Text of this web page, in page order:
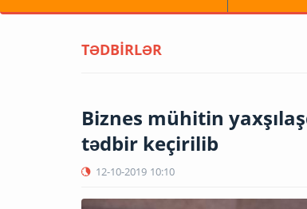
TƏDBİRLƏR
Biznes mühitin
tədbir keçirilib
12-10-2019 10:10